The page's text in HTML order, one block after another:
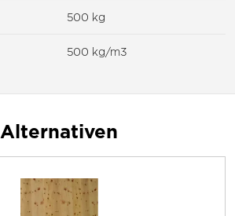
500 kg
500 kg/m3
Alternativen